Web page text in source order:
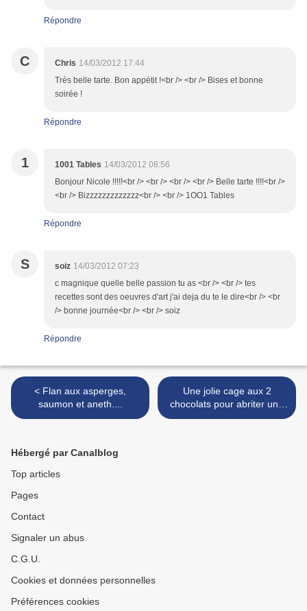
Répondre
C Chris 14/03/2012 17:44
Très belle tarte. Bon appétit !<br /> <br /> Bises et bonne
soirée !
Répondre
1 1001 Tables 14/03/2012 08:56
Bonjour Nicole !!!!!<br /> <br /> <br /> <br /> Belle tarte !!!!<br />
<br /> Bizzzzzzzzzzzzz<br /> <br /> 1OO1 Tables
Répondre
S soiz 14/03/2012 07:23
c magnique quelle belle passion tu as <br /> <br /> tes
recettes sont des oeuvres d'art j'ai deja du te le dire<br /> <br
/> bonne journée<br /> <br /> soiz
Répondre
< Flan aux asperges,
saumon et aneth....
Une jolie cage aux 2
chocolats pour abriter une
onctueuse mousse
Hébergé par Canalblog
Top articles
Pages
Contact
Signaler un abus
C.G.U.
Cookies et données personnelles
Préférences cookies